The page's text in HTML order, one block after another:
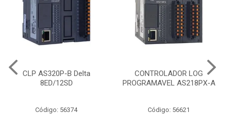
CLP AS320P-B Delta
8ED/12SD
Código: 56374
CONTROLADOR LOG
PROGRAMAVEL AS218PX-A
Código: 56621